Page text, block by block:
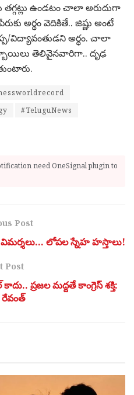
ఉండటం చాలా అరుదుగా
అర్థం వెదికితే.. జిష్ణు అంటే
విద్యావంతుడని అర్థం. చాలా
తెలివైనవారిగా.. దృఢ
#TeluguNews
need OneSignal plugin to
Post
లోపల స్నేహ హస్తాలు!
Post
ప్రజల మద్దతే కాంగ్రెస్ శక్తి: